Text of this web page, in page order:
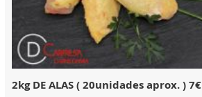
2kg DE ALAS ( 20unidades aprox. ) 7€